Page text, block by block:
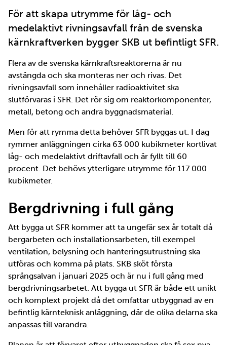
För att skapa utrymme för låg- och
medelaktivt rivningsavfall från de svenska
kärnkraftverken bygger SKB ut befintligt SFR.
Flera av de svenska kärnkraftsreaktorerna är nu
avstängda och ska monteras ner och rivas. Det
rivningsavfall som innehåller radioaktivitet ska
slutförvaras i SFR. Det rör sig om reaktorkomponenter,
metall, betong och andra byggnadsmaterial.
Men för att rymma detta behöver SFR byggas ut. I dag
rymmer anläggningen cirka 63 000 kubikmeter kortlivat
låg- och medelaktivt driftavfall och är fyllt till 60
procent. Det behövs ytterligare utrymme för 117 000
kubikmeter.
Bergdrivning i full gång
Att bygga ut SFR kommer att ta ungefär sex år totalt då
bergarbeten och installationsarbeten, till exempel
ventilation, belysning och hanteringsutrustning ska
utföras och komma på plats. SKB sköt första
sprängsalvan i januari 2025 och är nu i full gång med
bergdrivningsarbetet. Att bygga ut SFR är både ett unikt
och komplext projekt då det omfattar utbyggnad av en
befintlig kärnteknisk anläggning, där de olika delarna ska
anpassas till varandra.